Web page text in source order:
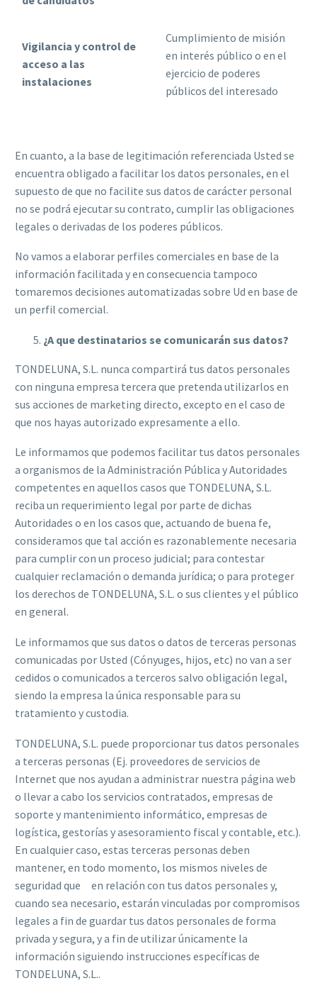
Vigilancia y control de
acceso a las
instalaciones
Cumplimiento de misión
en interés público o en el
ejercicio de poderes
públicos del interesado
En cuanto, a la base de legitimación referenciada Usted se
encuentra obligado a facilitar los datos personales, en el
supuesto de que no facilite sus datos de carácter personal
no se podrá ejecutar su contrato, cumplir las obligaciones
legales o derivadas de los poderes públicos.
No vamos a elaborar perfiles comerciales en base de la
información facilitada y en consecuencia tampoco
tomaremos decisiones automatizadas sobre Ud en base de
un perfil comercial.
¿A que destinatarios se comunicarán sus datos?
TONDELUNA, S.L. nunca compartirá tus datos personales
con ninguna empresa tercera que pretenda utilizarlos en
sus acciones de marketing directo, excepto en el caso de
que nos hayas autorizado expresamente a ello.
Le informamos que podemos facilitar tus datos personales
a organismos de la Administración Pública y Autoridades
competentes en aquellos casos que TONDELUNA, S.L.
reciba un requerimiento legal por parte de dichas
Autoridades o en los casos que, actuando de buena fe,
consideramos que tal acción es razonablemente necesaria
para cumplir con un proceso judicial; para contestar
cualquier reclamación o demanda jurídica; o para proteger
los derechos de TONDELUNA, S.L. o sus clientes y el público
en general.
Le informamos que sus datos o datos de terceras personas
comunicadas por Usted (Cónyuges, hijos, etc) no van a ser
cedidos o comunicados a terceros salvo obligación legal,
siendo la empresa la única responsable para su
tratamiento y custodia.
TONDELUNA, S.L. puede proporcionar tus datos personales
a terceras personas (Ej. proveedores de servicios de
Internet que nos ayudan a administrar nuestra página web
o llevar a cabo los servicios contratados, empresas de
soporte y mantenimiento informático, empresas de
logística, gestorías y asesoramiento fiscal y contable, etc.).
En cualquier caso, estas terceras personas deben
mantener, en todo momento, los mismos niveles de
seguridad que en relación con tus datos personales y,
cuando sea necesario, estarán vinculadas por compromisos
legales a fin de guardar tus datos personales de forma
privada y segura, y a fin de utilizar únicamente la
información siguiendo instrucciones específicas de
TONDELUNA, S.L..